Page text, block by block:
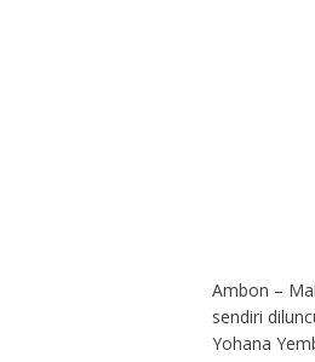
Ambon –
sendiri
Yohana